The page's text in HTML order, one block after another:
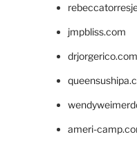
jmpbliss.com
drjorgerico.com
ameri-